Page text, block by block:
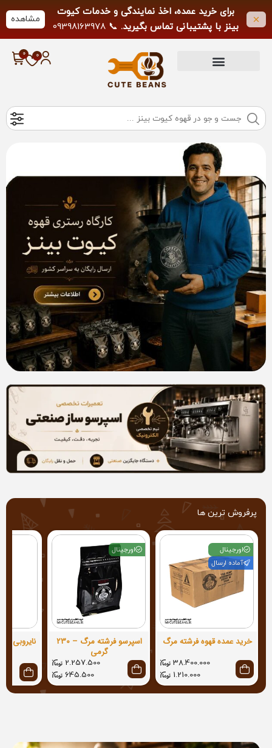
برای خرید عمده، اخذ نمایندگی و خدمات کیوت
بینز با پشتیبانی تماس بگیرید. 📞 09398163978
لطفاً از تماس خارج از ساعات کاری خودداری
فرمایید.
مشاهده
پرفروش ترین ها
اورجینال
آماده ارسال
خرید عمده قهوه فرشته مرگ
38.400.000
1.210.000
اورجینال
اسپرسو فرشته مرگ – 230
گرمی
2.257.500
645.500